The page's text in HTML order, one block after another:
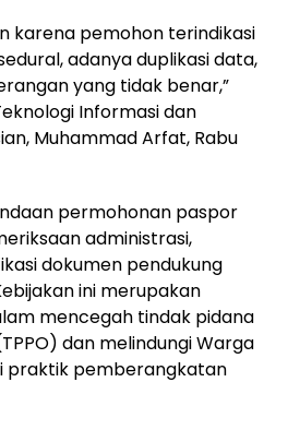
karena pemohon terindikasi
adanya duplikasi data,
yang tidak benar,”
Informasi dan
Muhammad Arfat, Rabu
permohonan paspor
administrasi,
dokumen pendukung
ini merupakan
mencegah tindak pidana
dan melindungi Warga
praktik pemberangkatan